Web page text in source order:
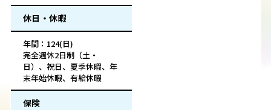
休日・休暇
年間：124(日)
完全週休2日制（土・
日）、祝日、夏季休暇、年
末年始休暇、有給休暇
保険